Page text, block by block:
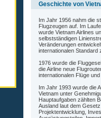
Geschichte von
Im Jahr 1956 nahm die
Flugzeugen auf. Im
wurde Vietnam Airlines
selbstständigen
Veränderungen
internationalen Standard
1976 wurde die
die Airline neue
internationalen Flüge
Im Jahr 1993 wurde die
Vietnam unter
Hauptaufgaben zählten
Ausland laut dem
Projektentwicklung,